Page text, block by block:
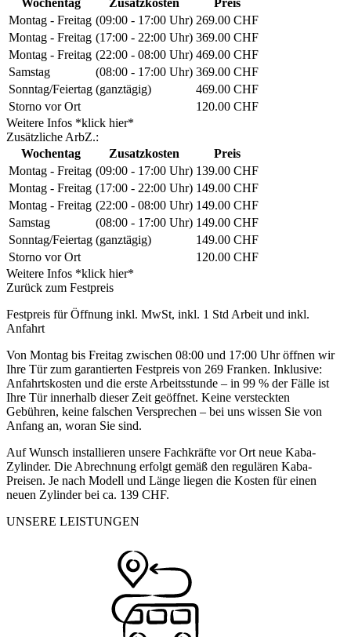
Montag - Freitag (09:00 - 17:00 Uhr) 269.00 CHF
Montag - Freitag (17:00 - 22:00 Uhr) 369.00 CHF
Montag - Freitag (22:00 - 08:00 Uhr) 469.00 CHF
Samstag
(08:00 - 17:00 Uhr) 369.00 CHF
Sonntag/Feiertag (ganztägig)
469.00 CHF
Storno vor Ort
120.00 CHF
Weitere Infos *klick hier*
Zusätzliche ArbZ.:
Wochentag
Zusatzkosten
Preis
Montag - Freitag (09:00 - 17:00 Uhr) 139.00 CHF
Montag - Freitag (17:00 - 22:00 Uhr) 149.00 CHF
Montag - Freitag (22:00 - 08:00 Uhr) 149.00 CHF
Samstag
(08:00 - 17:00 Uhr) 149.00 CHF
Sonntag/Feiertag (ganztägig)
149.00 CHF
Storno vor Ort
120.00 CHF
Weitere Infos *klick hier*
Zurück zum Festpreis
Festpreis für Öffnung inkl. MwSt, inkl. 1 Std Arbeit und inkl.
Anfahrt
Von Montag bis Freitag zwischen 08:00 und 17:00 Uhr öffnen wir
Ihre Tür zum garantierten Festpreis von 269 Franken. Inklusive:
Anfahrtskosten und die erste Arbeitsstunde – in 99 % der Fälle ist
Ihre Tür innerhalb dieser Zeit geöffnet. Keine versteckten
Gebühren, keine falschen Versprechen – bei uns wissen Sie von
Anfang an, woran Sie sind.
Auf Wunsch installieren unsere Fachkräfte vor Ort neue Kaba-
Zylinder. Die Abrechnung erfolgt gemäß den regulären Kaba-
Preisen. Je nach Modell und Länge liegen die Kosten für einen
neuen Zylinder bei ca. 139 CHF.
UNSERE LEISTUNGEN